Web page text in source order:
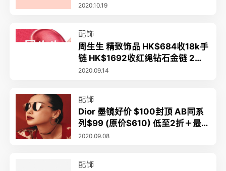
2.2折起+额外6.6折起 立减$50起
2020.10.19
配饰
周生生 精致饰品 HK$684收18k手
链 HK$1692收红绳钻石金链 2件9
折或工费6折+满额包邮
2020.09.14
配饰
Dior 墨镜好价 $100封顶 AB同系
列$99 (原价$610) 低至2折＋最
高立减$50
2020.09.08
配饰